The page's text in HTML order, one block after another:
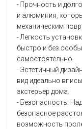
- Прочность и
и алюминия,
механическим
- Легкость
быстро и без
самостоятельно.
- Эстетичный
вид идеально
экстерьер дома.
- Безопасность:
безопасное
возможность